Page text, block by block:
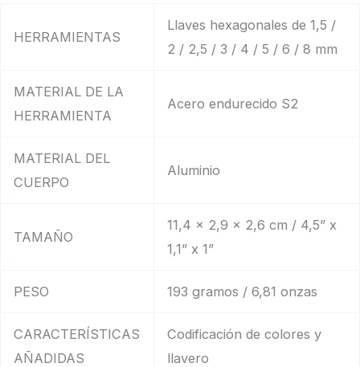
HERRAMIENTAS
Llaves hexagonales de 1,5 /
2 / 2,5 / 3 / 4 / 5 / 6 / 8 mm
MATERIAL DE LA
HERRAMIENTA
Acero endurecido S2
MATERIAL DEL
CUERPO
Aluminio
TAMAÑO
11,4 x 2,9 x 2,6 cm / 4,5” x
1,1” x 1”
PESO 193 gramos / 6,81 onzas
CARACTERÍSTICAS
AÑADIDAS
Codificación de colores y
llavero